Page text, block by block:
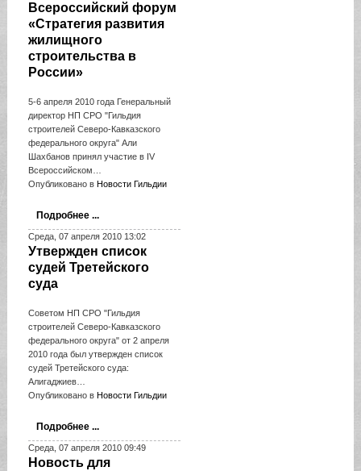
Всероссийский форум
«Стратегия развития
жилищного
строительства в
России»
5-6 апреля 2010 года Генеральный
директор НП СРО "Гильдия
строителей Северо-Кавказского
федерального округа" Али
Шахбанов принял участие в IV
Всероссийском…
Опубликовано в Новости Гильдии
Подробнее ...
Среда, 07 апреля 2010 13:02
Утвержден список
судей Третейского
суда
Советом НП СРО "Гильдия
строителей Северо-Кавказского
федерального округа" от 2 апреля
2010 года был утвержден список
судей Третейского суда:
Алигаджиев…
Опубликовано в Новости Гильдии
Подробнее ...
Среда, 07 апреля 2010 09:49
Новость для